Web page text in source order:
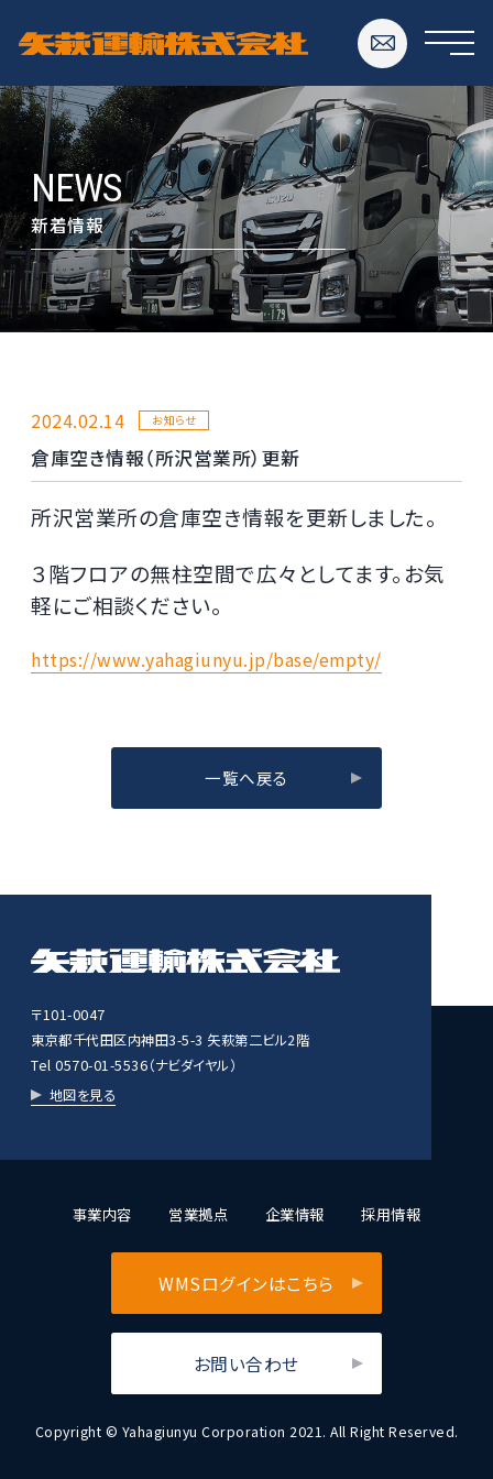
NEWS
新着情報
2024.02.14 お知らせ
倉庫空き情報（所沢営業所）更新
所沢営業所の倉庫空き情報を更新しました。
３階フロアの無柱空間で広々としてます。お気
軽にご相談ください。
https://www.yahagiunyu.jp/base/empty/
一覧へ戻る
〒101-0047
東京都千代田区内神田3-5-3 矢萩第二ビル2階
Tel 0570-01-5536（ナビダイヤル）
地図を見る
事業内容 営業拠点 企業情報 採用情報
WMSログインはこちら
お問い合わせ
Copyright © Yahagiunyu Corporation 2021. All Right Reserved.